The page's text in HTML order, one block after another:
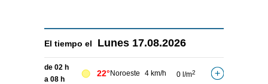
El tiempo el Lunes 17.08.2026
de 02 h
a 08 h
22°Noroeste 4 km/h 0 l/m2